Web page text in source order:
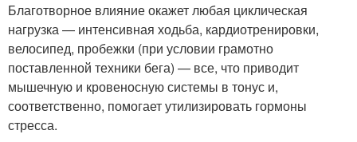
Благотворное влияние окажет любая циклическая
нагрузка — интенсивная ходьба, кардиотренировки,
велосипед, пробежки (при условии грамотно
поставленной техники бега) — все, что приводит
мышечную и кровеносную системы в тонус и,
соответственно, помогает утилизировать гормоны
стресса.